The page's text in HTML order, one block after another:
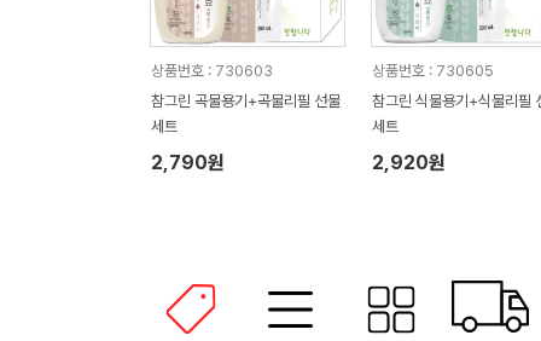
상품번호 : 730603
참그린 곡물용기+곡물리필 선물
세트
2,790원
상품번호 : 730605
참그린 식물용기+식물리필
세트
2,920원